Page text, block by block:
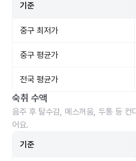
기준
중구 최저가
중구 평균가
전국 평균가
숙취 수액
음주 후 탈수감, 메스꺼움, 두통 등 컨
어요.
기준